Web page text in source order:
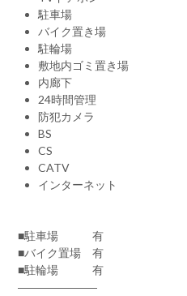
駐車場
バイク置き場
駐輪場
敷地内ゴミ置き場
内廊下
24時間管理
防犯カメラ
BS
CS
CATV
インターネット
■駐車場 有
■バイク置場 有
■駐輪場 有
―――――――